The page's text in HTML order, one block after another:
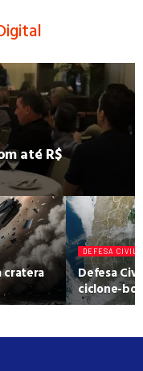
até R$
cratera
DEFESA CIVIL
Defesa
ciclone-